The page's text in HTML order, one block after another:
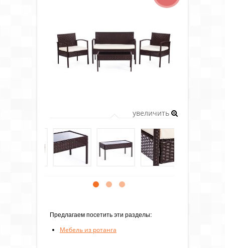
увеличить
Предлагаем посетить эти разделы:
Мебель из ротанга